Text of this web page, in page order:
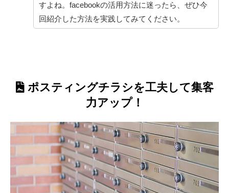
すよね。facebookの活用方法に迷ったら、ぜひ今
回紹介した方法を実践してみてください。
ポスティングチラシを工夫して集客
力アップ！